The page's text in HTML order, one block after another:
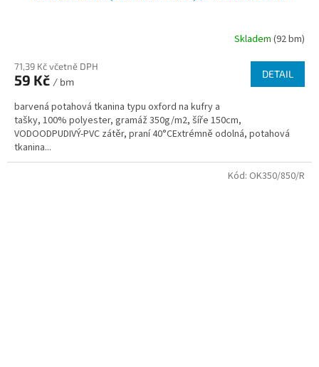
Skladem (92 bm)
71,39 Kč včetně DPH
59 Kč / bm
DETAIL
barvená potahová tkanina typu oxford na kufry a
tašky, 100% polyester, gramáž 350g/m2, šíře 150cm,
VODOODPUDIVÝ-PVC zátěr, praní 40°CExtrémně odolná, potahová
tkanina...
Kód: OK350/850/R